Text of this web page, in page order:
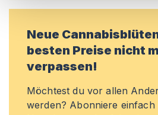
Neue
besten Preise nicht
verpassen!
Möchtest du vor allen
werden? Abonniere einfach